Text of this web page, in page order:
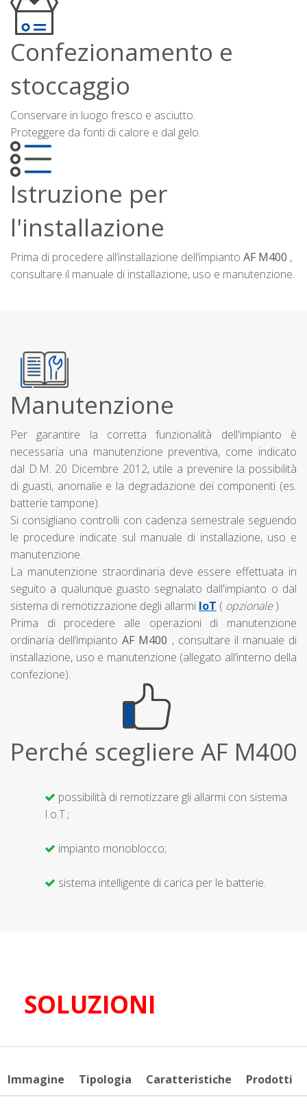
Confezionamento e
stoccaggio
Conservare in luogo fresco e asciutto.
Proteggere da fonti di calore e dal gelo.
Istruzione per
l'installazione
Prima di procedere all’installazione dell’impianto AF M400 ,
consultare il manuale di installazione, uso e manutenzione.
Manutenzione
Per garantire la corretta funzionalità dell'impianto è
necessaria una manutenzione preventiva, come indicato
dal D.M. 20 Dicembre 2012, utile a prevenire la possibilità
di guasti, anomalie e la degradazione dei componenti (es.
batterie tampone).
Si consigliano controlli con cadenza semestrale seguendo
le procedure indicate sul manuale di installazione, uso e
manutenzione.
La manutenzione straordinaria deve essere effettuata in
seguito a qualunque guasto segnalato dall'impianto o dal
sistema di remotizzazione degli allarmi IoT ( opzionale).
Prima di procedere alle operazioni di manutenzione
ordinaria dell’impiantoAF M400 , consultare il manuale di
installazione, uso e manutenzione (allegato all’interno della
confezione).
Perché scegliere AF M400
possibilità di remotizzare gli allarmi con sistema
I.o.T.;
impianto monoblocco;
sistema intelligente di carica per le batterie.
SOLUZIONI
Immagine Tipologia Caratteristiche Prodotti